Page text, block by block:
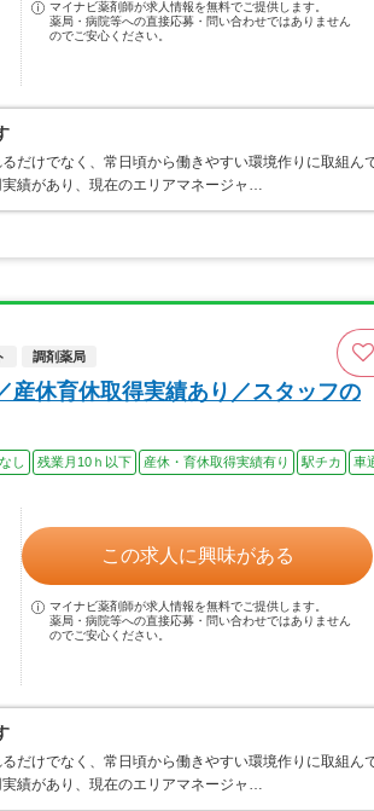
マイナビ薬剤師が求人情報を無料でご提供します。
薬局・病院等への直接応募・問い合わせではありません
のでご安心ください。
だけでなく、常日頃から働きやすい環境作りに取組ん
績があり、現在のエリアマネージャ…
調剤薬局
産休育休取得実績あり／スタッフの
し 残業月10ｈ以下 産休・育休取得実績有り 駅チカ
車
この求人に興味がある
マイナビ薬剤師が求人情報を無料でご提供します。
薬局・病院等への直接応募・問い合わせではありません
のでご安心ください。
だけでなく、常日頃から働きやすい環境作りに取組ん
績があり、現在のエリアマネージャ…